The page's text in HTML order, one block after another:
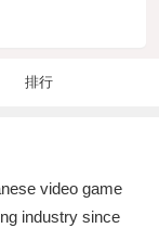
排行
video game
industry since